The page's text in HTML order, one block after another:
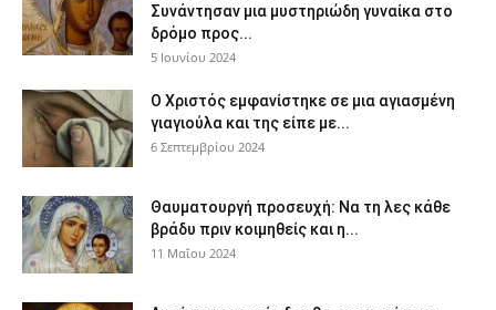
Συνάντησαν μια μυστηριώδη γυναίκα στο
δρόμο προς...
5 Ιουνίου 2024
Ο Χριστός εμφανίστηκε σε μια αγιασμένη
γιαγιούλα και της είπε με...
6 Σεπτεμβρίου 2024
Θαυματουργή προσευχή: Να τη λες κάθε
βράδυ πριν κοιμηθείς και η...
11 Μαΐου 2024